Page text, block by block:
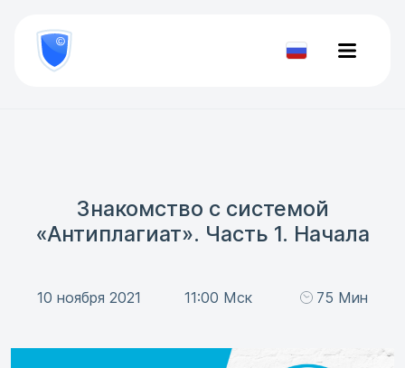
800
777-
81-Проверить
Знакомство с системой
«Антиплагиат». Часть 1. Начала
10 ноября 2021 11:00 Мск 75 Мин